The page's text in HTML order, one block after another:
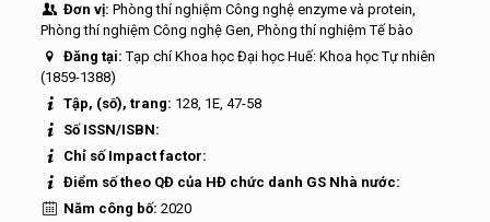
Đơn vị: Phòng thí nghiệm Công nghệ enzyme và protein,
Phòng thí nghiệm Công nghệ Gen, Phòng thí nghiệm Tế bào
Đăng tại:Tạp chí Khoa học Đại học Huế: Khoa học Tự nhiên
(1859-1388)
Tập, (số), trang: 128, 1E, 47-58
Số ISSN/ISBN:
Chỉ số Impact factor:
Điểm số theo QĐ của HĐ chức danh GS Nhà nước:
Năm công bố: 2020